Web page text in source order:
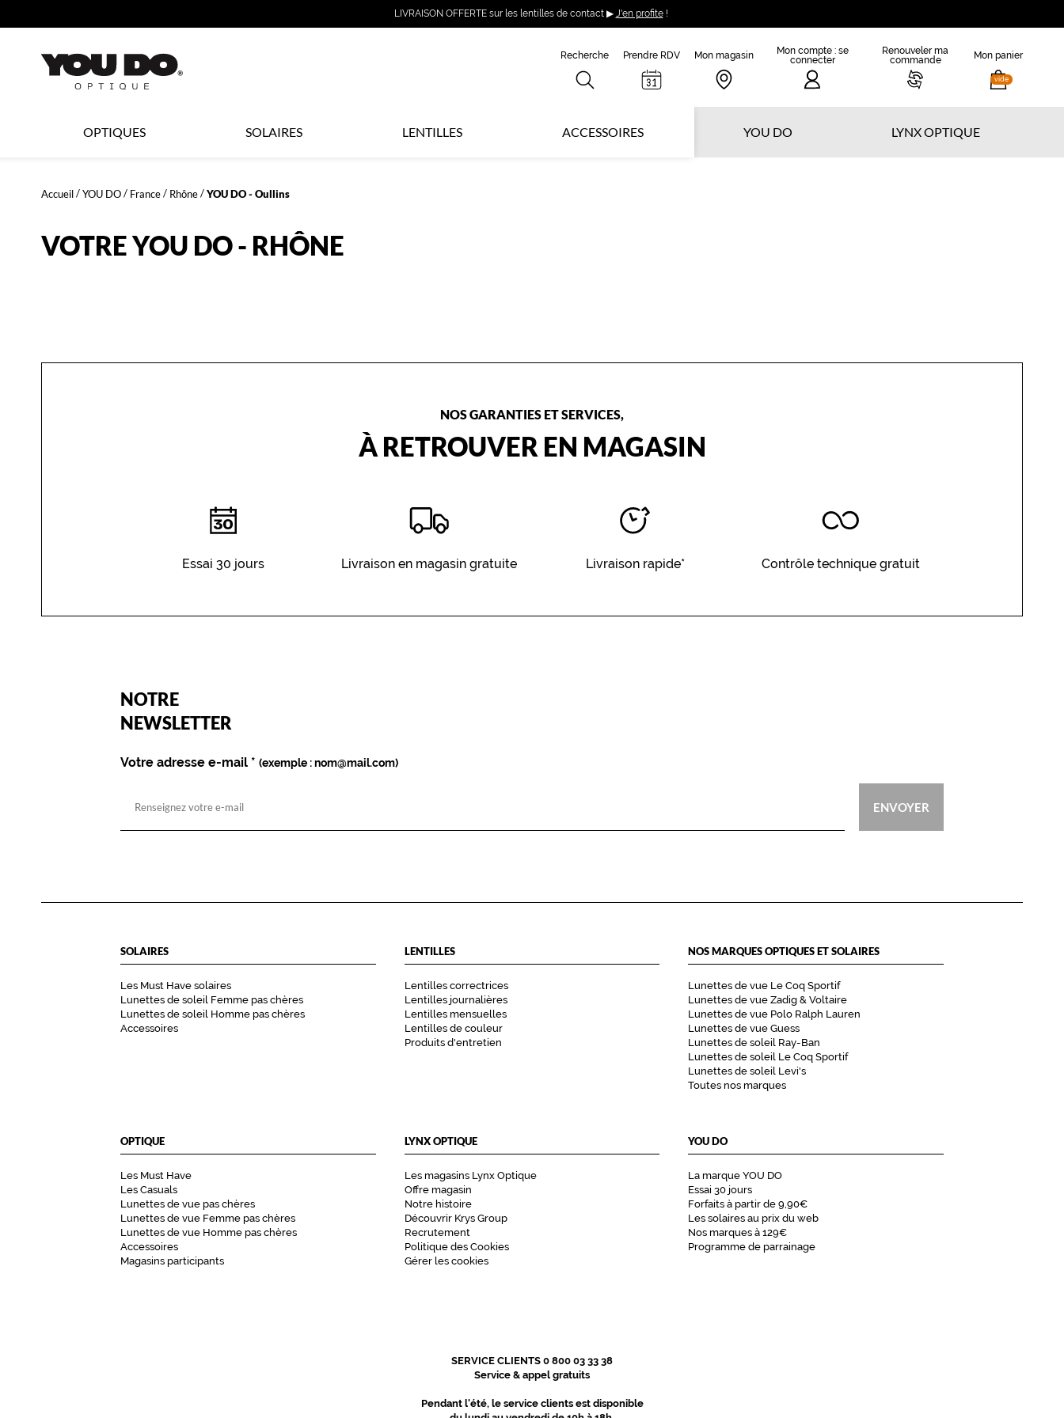
LIVRAISON OFFERTE sur les lentilles de contact ▶ J'en profite!
Opticien
LYNX
OPTIQUE
et
Recherche Prendre RDV Mon magasin
Mon compte : se
connecter
Renouveler ma
commande
vide
Mon panier
OPTIQUES SOLAIRES LENTILLES ACCESSOIRES YOU DO LYNX OPTIQUE
Accueil YOU DO France Rhône YOU DO - Oullins
VOTRE YOU DO - RHÔNE
NOS GARANTIES ET SERVICES,
À RETROUVER EN MAGASIN
Essai 30 jours Livraison en magasin gratuite Livraison rapide* Contrôle technique gratuit
NOTRE
NEWSLETTER
Name
Votre adresse e-mail *
(Ce
champ
est
obligatoire)
(exemple : nom@mail.com)
ENVOYER
SOLAIRES
Les Must Have solaires
Lunettes de soleil Femme pas chères
Lunettes de soleil Homme pas chères
Accessoires
LENTILLES
Lentilles correctrices
Lentilles journalières
Lentilles mensuelles
Lentilles de couleur
Produits d'entretien
NOS MARQUES OPTIQUES ET SOLAIRES
Lunettes de vue Le Coq Sportif
Lunettes de vue Zadig & Voltaire
Lunettes de vue Polo Ralph Lauren
Lunettes de vue Guess
Lunettes de soleil Ray-Ban
Lunettes de soleil Le Coq Sportif
Lunettes de soleil Levi's
Toutes nos marques
OPTIQUE
Les Must Have
Les Casuals
Lunettes de vue pas chères
Lunettes de vue Femme pas chères
Lunettes de vue Homme pas chères
Accessoires
Magasins participants
LYNX OPTIQUE
Les magasins Lynx Optique
Offre magasin
Notre histoire
Découvrir Krys Group
Recrutement
Politique des Cookies
Gérer les cookies
YOU DO
La marque YOU DO
Essai 30 jours
Forfaits à partir de 9,90€
Les solaires au prix du web
Nos marques à 129€
Programme de parrainage
SERVICE CLIENTS 0 800 03 33 38
Service & appel gratuits
Pendant l'été, le service clients est disponible